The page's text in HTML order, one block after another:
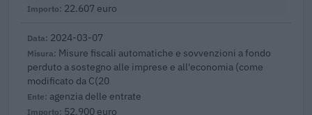
22.607 euro
2024-03-07
Misure fiscali automatiche e sovvenzioni a fondo
perduto a sostegno alle imprese e all'economia (come
modificato da C(20
agenzia delle entrate
52.900 euro